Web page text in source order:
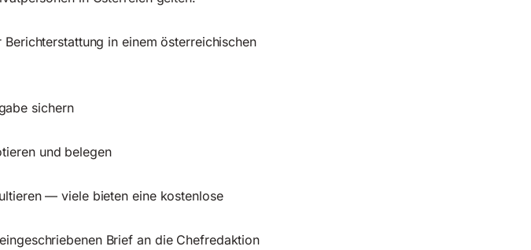
in einem österreichischen
sichern
und belegen
— viele bieten eine kostenlose
Brief an die Chefredaktion